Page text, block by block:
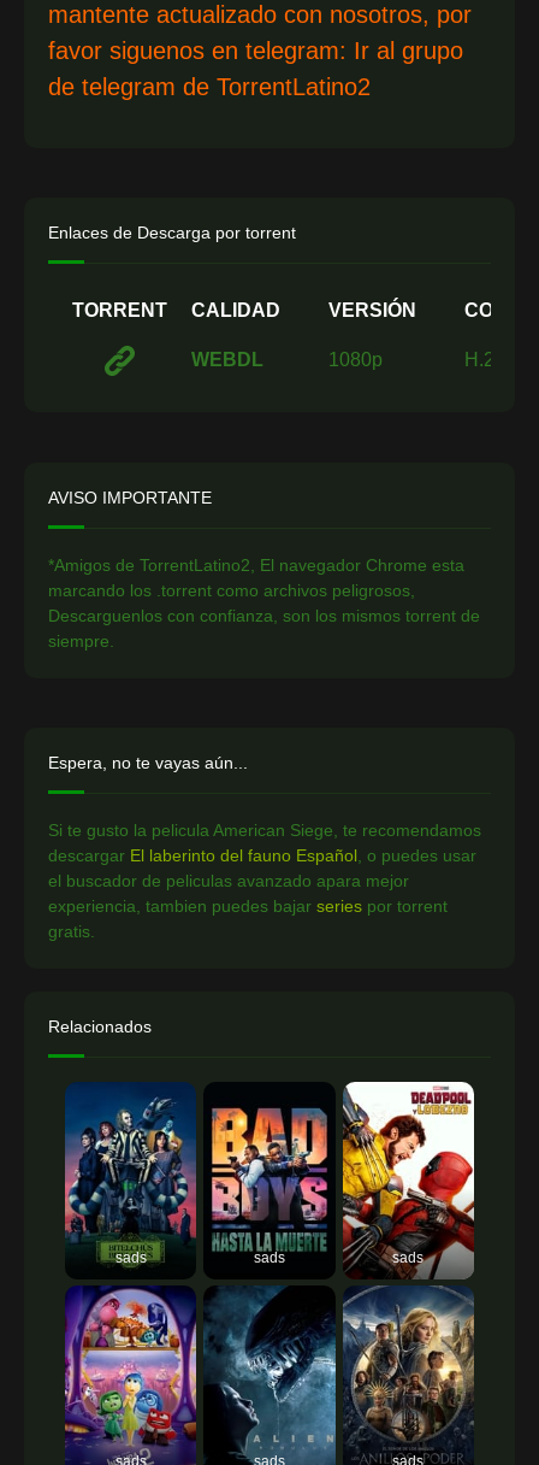
mantente actualizado con nosotros, por
favor siguenos en telegram: Ir al grupo
de telegram de TorrentLatino2
Enlaces de Descarga por torrent
TORRENT CALIDAD VERSIÓN CODEC
WEBDL 1080p H.264
AVISO IMPORTANTE
*Amigos de TorrentLatino2, El navegador Chrome esta
marcando los .torrent como archivos peligrosos,
Descarguenlos con confianza, son los mismos torrent de
siempre.
Espera, no te vayas aún...
Si te gusto la pelicula American Siege, te recomendamos
descargar El laberinto del fauno Español , o puedes usar
el buscador de peliculas avanzado apara mejor
experiencia, tambien puedes bajar series por torrent
gratis.
Relacionados
sads sads sads
sads sads sads